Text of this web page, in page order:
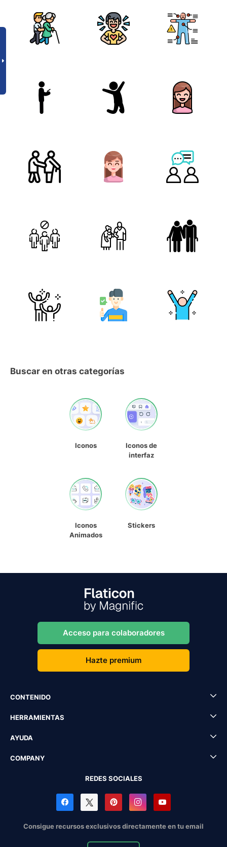
Buscar en otras categorías
Iconos
Iconos de
interfaz
Iconos
Animados
Stickers
Acceso para colaboradores
Hazte premium
CONTENIDO
HERRAMIENTAS
AYUDA
COMPANY
REDES SOCIALES
Consigue recursos exclusivos directamente en tu email